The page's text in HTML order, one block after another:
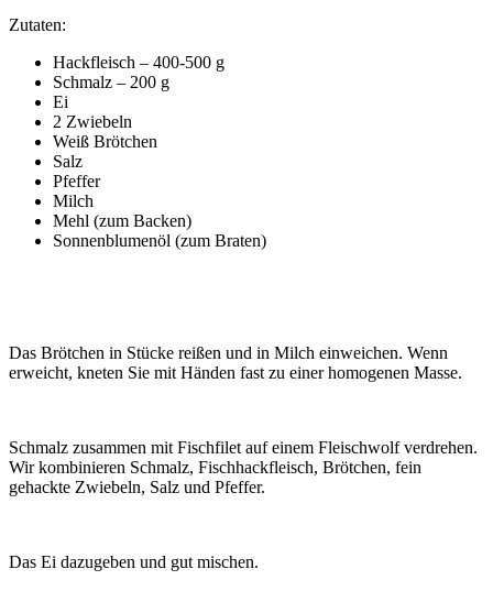
Zutaten:
Hackfleisch – 400-500 g
Schmalz – 200 g
Ei
2 Zwiebeln
Weiß Brötchen
Salz
Pfeffer
Milch
Mehl (zum Backen)
Sonnenblumenöl (zum Braten)
Das Brötchen in Stücke reißen und in Milch einweichen. Wenn
erweicht, kneten Sie mit Händen fast zu einer homogenen Masse.
Schmalz zusammen mit Fischfilet auf einem Fleischwolf verdrehen.
Wir kombinieren Schmalz, Fischhackfleisch, Brötchen, fein
gehackte Zwiebeln, Salz und Pfeffer.
Das Ei dazugeben und gut mischen.